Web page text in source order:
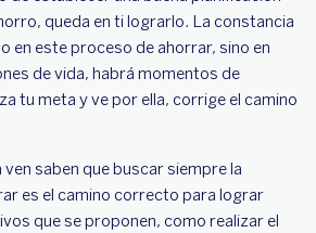
queda en ti lograrlo. La constancia
en este proceso de ahorrar, sino en
de vida, habrá momentos de
tu meta y ve por ella, corrige el camino
ven saben que buscar siempre la
es el camino correcto para lograr
que se proponen, como realizar el